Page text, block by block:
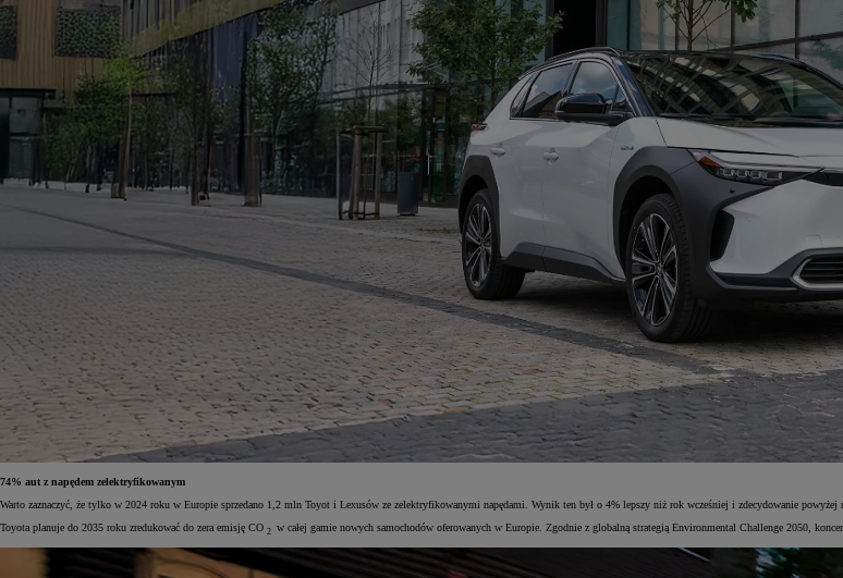
74% aut z napędem zelektryfikowanym
Warto zaznaczyć, że tylko w 2024 roku w Europie sprzedano 1,2 mln Toyot i Lexusów ze zelektryfikowanymi napędami. Wynik ten był o 4% lepszy niż rok wcześniej i zdecydowanie
Toyota planuje do 2035 roku zredukować do zera emisję CO 2 w całej gamie nowych samochodów oferowanych w Europie. Zgodnie z globalną strategią Environmental Challenge 2050,